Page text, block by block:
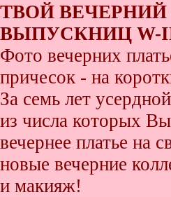
ТВОЙ
ВЫПУСКНИЦ W-
Фото вечерних
причесок - на
За семь лет
из числа которых Вы
вечернее платье на
новые вечерние
и макияж!